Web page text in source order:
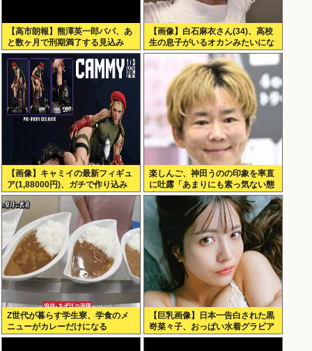
【高市朗報】熊澤英一郎パパ、あ
と数ヶ月で刑期満了する見込み
【画像】白石麻衣さん(34)、高校
生の息子がいるオカンみたいにな
ってしまう
【画像】キャミイの最新フィギュ
ア(1,88000円)、ガチで作り込み
がエグすぎる
楽しんご、神田うのの印象を率直
に吐露「あまりにも素っ気ない態
度を取られて寂しい」
Z世代が暮らす学生寮、学食のメ
ニューがカレーだけになる
【巨乳画像】日本一告白された黒
嵜菜々子、おっぱい水着グラビア
がエッチすぎるwww